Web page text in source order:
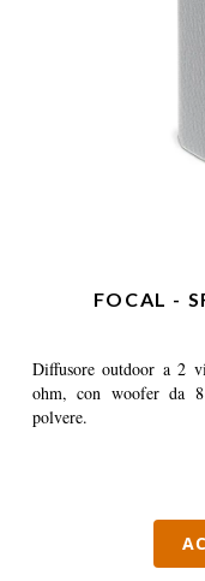
FOCAL -
Diffusore outdoor a 2
ohm, con woofer da
polvere.